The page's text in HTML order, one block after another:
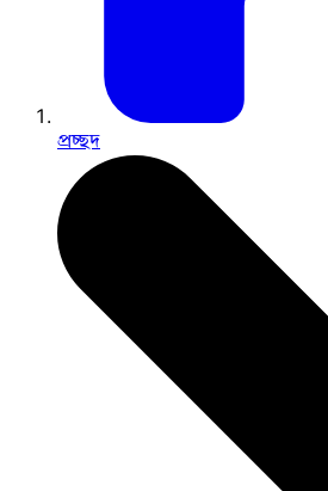
প্রচ্ছদ